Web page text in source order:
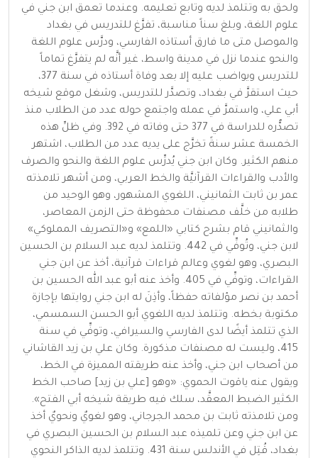
ولحق به وتتلمذ لديه وتابع تعليمه. وعندما تعمق ابن جني في
علوم اللغة، وبلغ سناً مناسبة، تفرَّغ للتدريس في بغداد
والموصل متى ما فارق أستاذه الفارسي، ودرَّس علوم اللغة
والنحو عندما نزل في مدينة واسط، غير أنَّه لم يتفرَّغ تماماً
للتدريس ويواضب عليه إلا بعد وفاة أستاذه في سنة 377،
حيث استقرَّ في بغداد، وتصدَّر للتدريس، وشغل موقع شيخه
أبي علي، واستمرَّ في عمله واجتمع حوله عدد من الطلاب منذ
تصدُّره للدراسة في 377 حتى وفاته في 392. وفي ظلِّ هذه
الخمسة عشر سنةً تخرَّج على يديه عدد من الطلاب، اشتهر
منهم الكثير. وكان ابن جني يُدرِّس علوم اللغة والنحو والصرف
والأدب والقراءات القرآنيَّة والخط العربي، ومن أشهر تلامذته
عمر بن ثابت الثمانيني، اللغوي المشهور، وهو الوحيد من
طلابه من خلَّف مصنفات محفوظة حتى الزمن المعاصر،
والثمانيني قام بشرح كتابي «اللمع» و«التصريف المملوكي»
لابن جني، وتُوفِّي في 442. وتتلمذ لديه عبد السلام بن الحسين
البصري، وهو لغوي وعالم قراءات قرآنية، أخذ عن ابن جني
القراءات، وتوفِّي في 405. وأخذ عنه أبو عبد الله الحسين بن
أحمد بن نصر مؤلفاته حفظاً، وأذِنَ له ابن جني روايتها بإجازة
مكتوبة بخطه. وتتلمذ لديه اللغوي أبو الحسن السمسمي،
الذي تتلمذ أيضًا لدى الفارسي والسيرافي، وتوفِّي في سنة
415، وليست له مصنفات مذكورة. وكان علي بن زيد القاشاني
من أصحاب ابن جني، وأخذ عنه طريقته المميزة في الخط،
ويقول عنه ياقوت الحموي: «وهو [علي بن زيد] صاحب الخط
الكثير الضبط المعقَّد، سلك فيه طريقة شيخه أبي الفتح».
ومن تلامذته ثابت بن محمد الجرجاني، وهو لغويٌ ونحويٌ أخذ
عن ابن جني وعن تلميذه عبد السلام بن الحسين البصري في
بغداد، قُتِل في الأندلس سنة 431. وتتلمذ لديه الذاكر النحوي